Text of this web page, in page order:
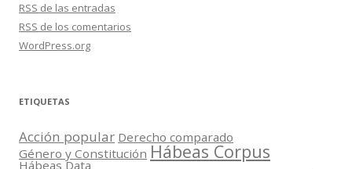
RSS de las entradas
RSS de los comentarios
WordPress.org
ETIQUETAS
Acción popular Derecho comparado
Género y Constitución Hábeas Corpus
Hábeas Data